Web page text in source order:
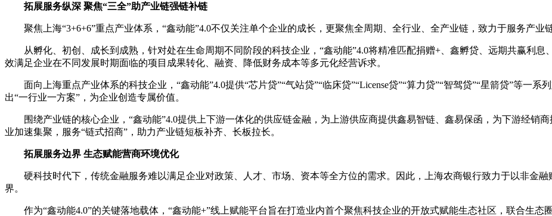
拓展服务纵深 聚焦“三全”助产业链强链补链
聚焦上海“3+6+6”重点产业体系，“鑫动能”4.0不仅关注单个企业的成长，更聚焦全周期、全行业、全产业链，致力于服务产业
从孵化、初创、成长到成熟，针对处在生命周期不同阶段的科技企业，“鑫动能”4.0将精准匹配捐赠+、鑫孵贷、远期共赢利
效满足企业在不同发展时期面临的项目成果转化、融资、降低财务成本等多元化经营诉求。
面向上海重点产业体系的科技企业，“鑫动能”4.0提供“芯片贷”“气站贷”“临床贷”“License贷”“算力贷”“智驾贷”“星箭贷”等一
出“一行业一方案”，为企业创造专属价值。
围绕产业链的核心企业，“鑫动能”4.0提供上下游一体化的供应链金融，为上游供应商提供鑫易智链、鑫易保函，为下游经销
业加速集聚，服务“链式招商”，助力产业链短板补齐、长板拉长。
拓展服务边界 生态赋能营商环境优化
硬科技时代下，传统金融服务难以满足企业对政策、人才、市场、资本等全方位的需求。因此，上海农商银行致力于以非金
界。
作为“鑫动能4.0”的关键落地载体，“鑫动能+”线上赋能平台旨在打造业内首个聚焦科技企业的开放式赋能生态社区，联合生态